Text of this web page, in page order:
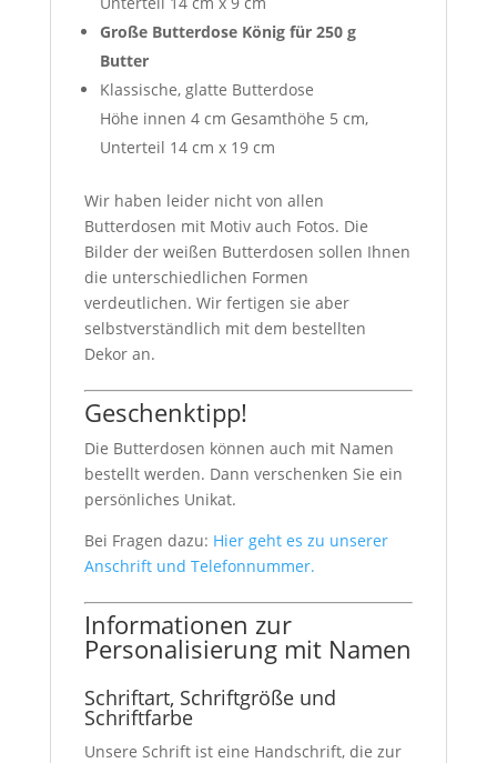
Große Butterdose König für 250 g
Butter
Klassische, glatte Butterdose
Höhe innen 4 cm Gesamthöhe 5 cm,
Unterteil 14 cm x 19 cm
Wir haben leider nicht von allen
Butterdosen mit Motiv auch Fotos. Die
Bilder der weißen Butterdosen sollen Ihnen
die unterschiedlichen Formen
verdeutlichen. Wir fertigen sie aber
selbstverständlich mit dem bestellten
Dekor an.
Geschenktipp!
Die Butterdosen können auch mit Namen
bestellt werden. Dann verschenken Sie ein
persönliches Unikat.
Bei Fragen dazu: Hier geht es zu unserer
Anschrift und Telefonnummer.
Informationen zur
Personalisierung mit Namen
Schriftart, Schriftgröße und
Schriftfarbe
Unsere Schrift ist eine Handschrift, die zur